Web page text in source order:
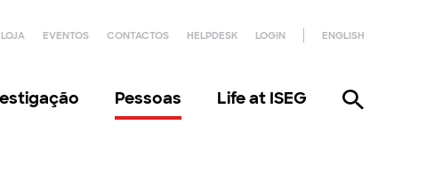
LOJA EVENTOS CONTACTOS HELPDESK LOGIN ENGLISH
Pessoas Life at ISEG